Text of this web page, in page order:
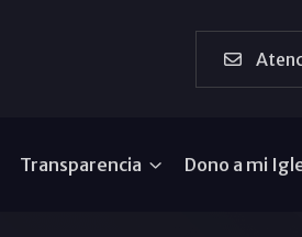
Transparencia Dono a mi